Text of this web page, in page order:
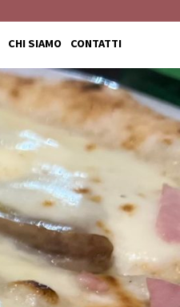
CHI SIAMO CONTATTI